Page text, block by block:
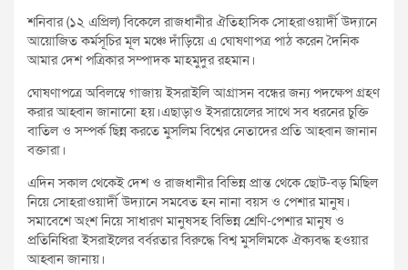
শনিবার (১২ এপ্রিল) বিকেলে রাজধানীর ঐতিহাসিক সোহরাওয়ার্দী উদ্যানে
আয়োজিত কর্মসূচির মূল মঞ্চে দাঁড়িয়ে এ ঘোষণাপত্র পাঠ করেন দৈনিক
আমার দেশ পত্রিকার সম্পাদক মাহমুদুর রহমান।
ঘোষণাপত্রে অবিলম্বে গাজায় ইসরাইলি আগ্রাসন বন্ধের জন্য পদক্ষেপ গ্রহণ
করার আহ্বান জানানো হয়।এছাড়াও ইসরায়েলের সাথে সব ধরনের চুক্তি
বাতিল ও সম্পর্ক ছিন্ন করতে মুসলিম বিশ্বের নেতাদের প্রতি আহ্বান জানান
বক্তারা।
এদিন সকাল থেকেই দেশ ও রাজধানীর বিভিন্ন প্রান্ত থেকে ছোট-বড় মিছিল
নিয়ে সোহরাওয়ার্দী উদ্যানে সমবেত হন নানা বয়স ও পেশার মানুষ।
সমাবেশে অংশ নিয়ে সাধারণ মানুষসহ বিভিন্ন শ্রেণি-পেশার মানুষ ও
প্রতিনিধিরা ইসরাইলের বর্বরতার বিরুদ্ধে বিশ্ব মুসলিমকে ঐক্যবদ্ধ হওয়ার
আহ্বান জানায়।